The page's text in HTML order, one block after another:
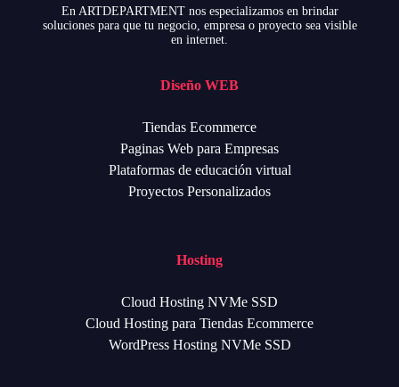
En ARTDEPARTMENT nos especializamos en brindar
soluciones para que tu negocio, empresa o proyecto sea visible
en internet.
Diseño WEB
Tiendas Ecommerce
Paginas Web para Empresas
Plataformas de educación virtual
Proyectos Personalizados
Hosting
Cloud Hosting NVMe SSD
Cloud Hosting para Tiendas Ecommerce
WordPress Hosting NVMe SSD